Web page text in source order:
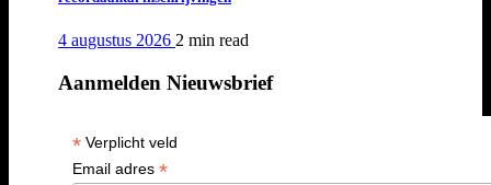
4 augustus 2026 2 min read
Aanmelden Nieuwsbrief
*Verplicht veld
Email adres *